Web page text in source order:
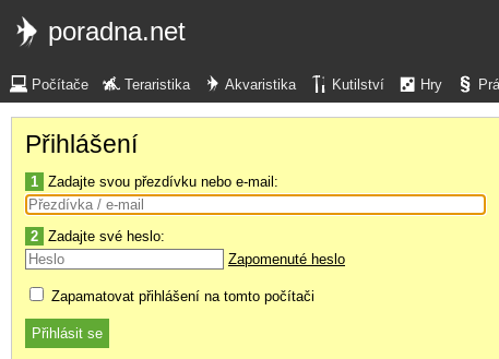
poradna.net
Počítače Teraristika Akvaristika Kutilství Hry
Přihlášení
1 Zadajte svou přezdívku nebo e-mail:
2 Zadajte své heslo:
Zapomenuté heslo
Zapamatovat přihlášení na tomto počítači